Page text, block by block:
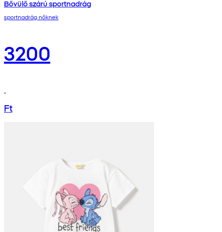
Bővülő szárú sportnadrág
sportnadrág nőknek
3200
Ft